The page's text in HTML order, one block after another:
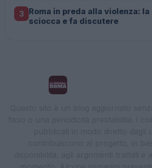
3 Roma in preda alla violenza:
sciocca e fa discutere